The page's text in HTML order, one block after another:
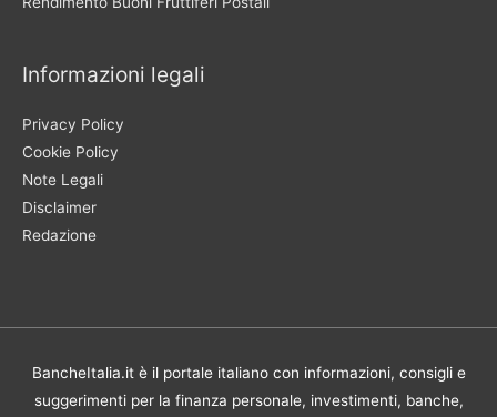
Informazioni legali
Privacy Policy
Cookie Policy
Note Legali
Disclaimer
Redazione
BancheItalia.it è il portale italiano con informazioni, consigli e
suggerimenti per la finanza personale, investimenti, banche,